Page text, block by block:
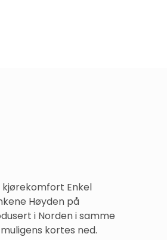
Enkel
Høyden på
i Norden i samme
kortes ned.